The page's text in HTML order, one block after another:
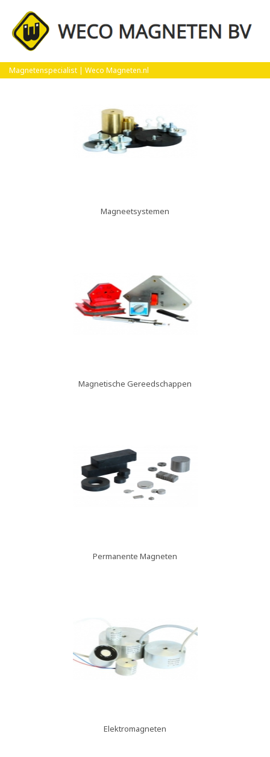
Magnetenspecialist | Weco Magneten.nl
Product Groep
Magneetsystemen
Magnetische Gereedschappen
Permanente Magneten
Elektromagneten